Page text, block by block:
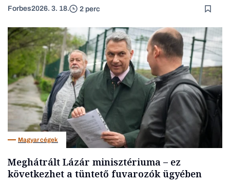
Forbes2026. 3. 18. 2 perc
Magyar cégek
Meghátrált Lázár minisztériuma – ez
következhet a tüntető fuvarozók ügyében